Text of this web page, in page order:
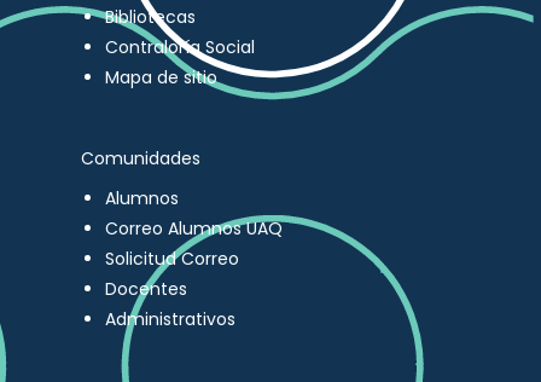
Bibliotecas
Contraloría Social
Mapa de sitio
Comunidades
Alumnos
Correo Alumnos UAQ
Solicitud Correo
Docentes
Administrativos